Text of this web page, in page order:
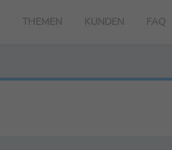
THEMEN KUNDEN FAQ